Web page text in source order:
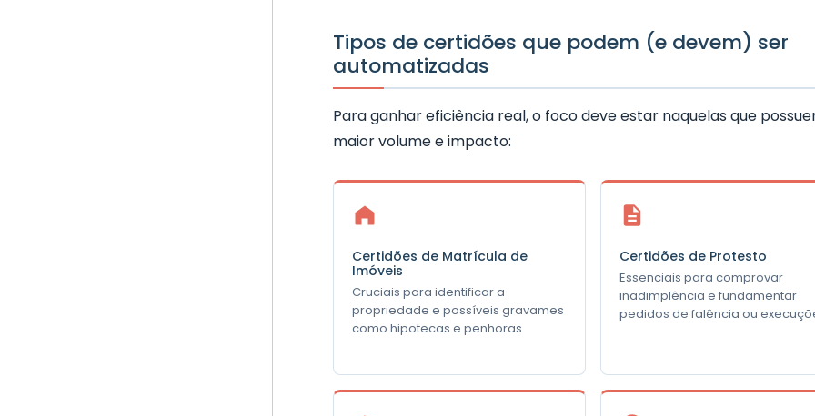
Tipos de certidões que podem (e devem) ser
automatizadas
Para ganhar eficiência real, o foco deve estar naquelas que
maior volume e impacto:
Certidões de Matrícula de
Imóveis
Cruciais para identificar a
propriedade e possíveis gravames
como hipotecas e penhoras.
Certidões de Protesto
Essenciais para comprovar
inadimplência e fundamentar
pedidos de falência ou